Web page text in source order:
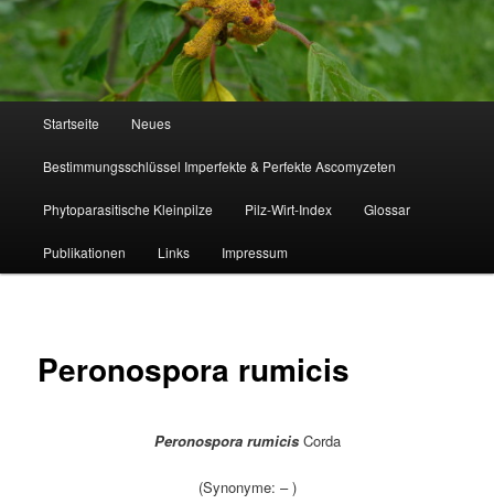
Startseite Neues
Bestimmungsschlüssel Imperfekte & Perfekte Ascomyzeten
Phytoparasitische Kleinpilze Pilz-Wirt-Index Glossar
Publikationen Links Impressum
Peronospora rumicis
Peronospora rumicisCorda
(Synonyme: – )